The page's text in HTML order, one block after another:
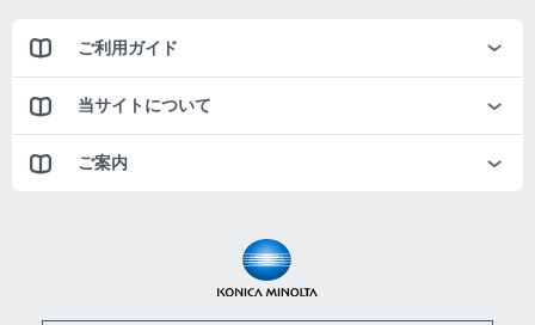
ご利用ガイド
当サイトについて
ご案内